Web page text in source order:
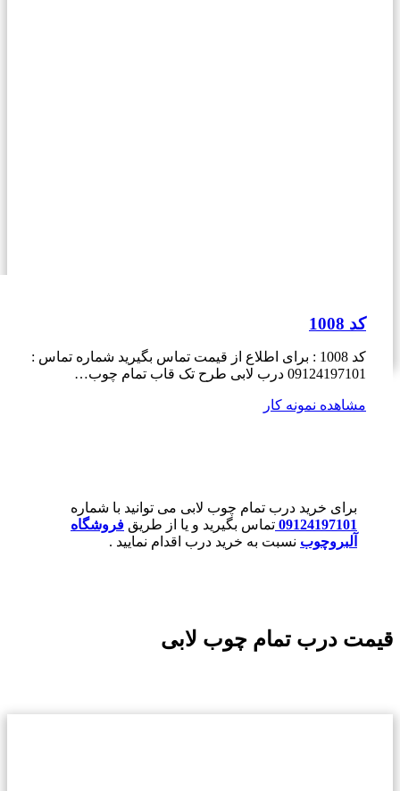
کد 1008
کد 1008 : برای اطلاع از قیمت تماس بگیرید شماره تماس :
09124197101 درب لابی طرح تک قاب تمام چوب…
مشاهده نمونه کار
برای خرید درب تمام چوب لابی می توانید با شماره
09124197101 تماس بگیرید و یا از طریق فروشگاه
آلبروچوب نسبت به خرید درب اقدام نمایید .
قیمت درب تمام چوب لابی